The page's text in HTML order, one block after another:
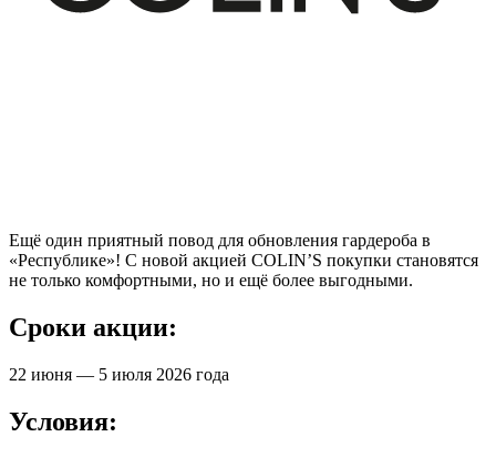
Ещё один приятный повод для обновления гардероба в
«Республике»! С новой акцией COLIN’S покупки становятся
не только комфортными, но и ещё более выгодными.
Сроки акции:
22 июня — 5 июля 2026 года
Условия: